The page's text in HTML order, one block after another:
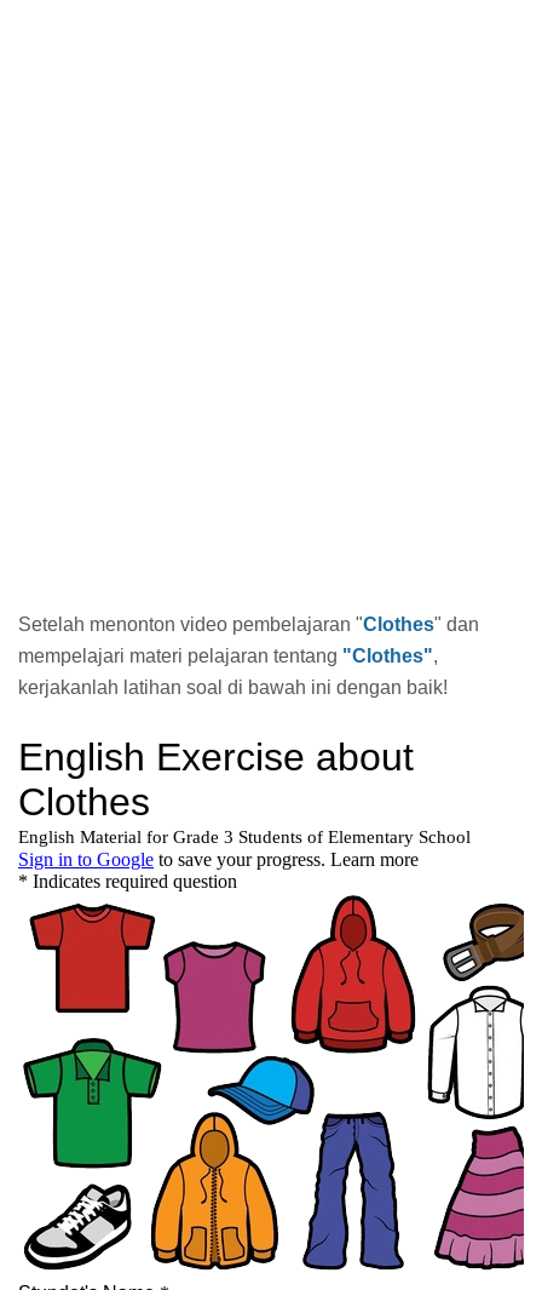
Setelah menonton video pembelajaran "Clothes" dan
mempelajari materi pelajaran tentang "Clothes",
kerjakanlah latihan soal di bawah ini dengan baik!